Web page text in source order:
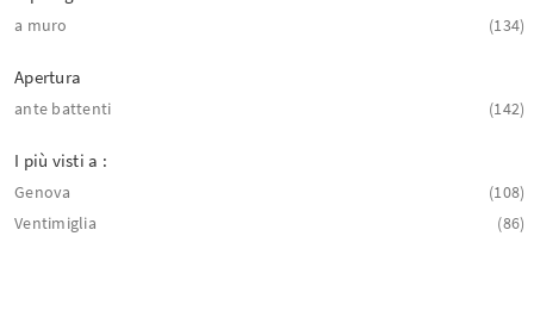
a muro 134
Apertura
ante battenti 142
I più visti a :
Genova
108
Ventimiglia
86